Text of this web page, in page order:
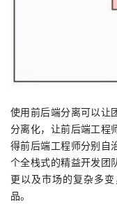
使用前后端分离可以让
分离化，让前后端工程
得前后端工程师分别自
个全栈式的精益开发团
更以及市场的复杂多
品。